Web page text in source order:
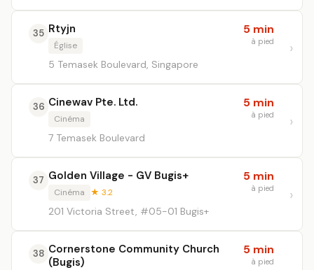
35 Rtyjn
Église
5 Temasek Boulevard, Singapore
5 min
à pied
36 Cinewav Pte. Ltd.
Cinéma
7 Temasek Boulevard
5 min
à pied
37 Golden Village - GV Bugis+
Cinéma ★ 3.2
201 Victoria Street, #05-01 Bugis+
5 min
à pied
38 Cornerstone Community Church
(Bugis)
5 min
à pied